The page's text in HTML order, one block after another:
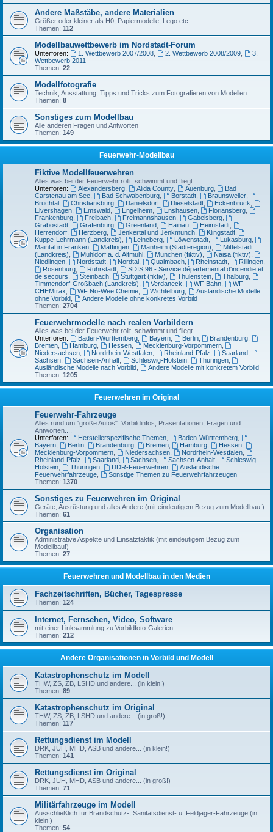
Andere Maßstäbe, andere Materialien
Größer oder kleiner als H0, Papiermodelle, Lego etc.
Themen: 112
Modellbauwettbewerb im Nordstadt-Forum
Unterforen: 1. Wettbewerb 2007/2008, 2. Wettbewerb 2008/2009,
3.
Wettbewerb 2011
Themen: 22
Modellfotografie
Technik, Ausstattung, Tipps und Tricks zum Fotografieren von Modellen
Themen: 8
Sonstiges zum Modellbau
Alle anderen Fragen und Antworten
Themen: 149
Feuerwehr-Modellbau
Fiktive Modellfeuerwehren
Alles was bei der Feuerwehr rollt, schwimmt und fliegt
Unterforen:
Alexandersberg, Alida County, Auenburg,
Bad
Carstenau am See
Bad Schwabenburg, Borstadt, Braunsweiler,
Bruchtal
Christiansburg, Danielsdorf, Dieselstadt, Eckenbrück
Elvershagen
Emswald, Engelheim, Enshausen, Floriansberg
Frankenburg
Freibach, Freimannshausen, Gabelsberg,
Grabostadt
Gräfenburg, Greenland, Hainau, Heimstadt
Herrendorf
Herzberg, Jenkertal und Jenkmünch, Klingstädt,
Kuppe-Lehrmann (Landkreis)
Leineberg, Löwenstadt, Lukasburg,
Maintal in Franken
Maffingen, Manheim (Städteregion)
Mittelstadt
(Landkreis)
Mühldorf a. d. Altmühl, München (fiktiv) Naisa (fiktiv)
Niedlingen
Nordstadt, Nordtal, Qualmbach, Rheinstadt Rillingen
Rosenburg, Ruhrstadt,
SDIS 96 - Service départemental d'incendie et
de secours
Steinbach, Stuttgart (fiktiv) Thulenstein, Thalburg
Timmendorf-Großbach (Landkreis)
Verdaneck WF Bahn,
WF
CHEMtrax
WF No-Wee Chemie, Wichtelburg,
Ausländische Modelle
ohne Vorbild
Andere Modelle ohne konkretes Vorbild
Themen: 2704
Feuerwehrmodelle nach realen Vorbildern
Alles was bei der Feuerwehr rollt, schwimmt und fliegt
Unterforen:
Baden-Württemberg, Bayern, Berlin, Brandenburg
Bremen
Hamburg, Hessen, Mecklenburg-Vorpommern,
Niedersachsen
Nordrhein-Westfalen, Rheinland-Pfalz Saarland,
Sachsen
Sachsen-Anhalt, Schleswig-Holstein, Thüringen,
Ausländische Modelle nach Vorbild
Andere Modelle mit konkretem Vorbild
Themen: 1205
Feuerwehren im Original
Feuerwehr-Fahrzeuge
Alles rund um "große Autos": Vorbildinfos, Präsentationen, Fragen und
Antworten....
Unterforen:
Herstellerspezifische Themen, Baden-Württemberg,
Bayern
Berlin, Brandenburg, Bremen, Hamburg Hessen
Mecklenburg-Vorpommern
Niedersachsen, Nordrhein-Westfalen,
Rheinland-Pfalz
Saarland, Sachsen, Sachsen-Anhalt,
Schleswig-
Holstein
Thüringen, DDR-Feuerwehren,
Ausländische
Feuerwehrfahrzeuge
Sonstige Themen zu Feuerwehrfahrzeugen
Themen: 1370
Sonstiges zu Feuerwehren im Original
Geräte, Ausrüstung und alles Andere (mit eindeutigem Bezug zum Modellbau!)
Themen: 61
Organisation
Administrative Aspekte und Einsatztaktik (mit eindeutigem Bezug zum
Modellbau!)
Themen: 27
Feuerwehren und Modellbau in den Medien
Fachzeitschriften, Bücher, Tagespresse
Themen: 124
Internet, Fernsehen, Video, Software
mit einer Linksammlung zu Vorbildfoto-Galerien
Themen: 212
Andere Organisationen in Vorbild und Modell
Katastrophenschutz im Modell
THW, ZS, ZB, LSHD und andere... (in klein!)
Themen: 89
Katastrophenschutz im Original
THW, ZS, ZB, LSHD und andere... (in groß!)
Themen: 117
Rettungsdienst im Modell
DRK, JUH, MHD, ASB und andere... (in klein!)
Themen: 141
Rettungsdienst im Original
DRK, JUH, MHD, ASB und andere... (in groß!)
Themen: 71
Militärfahrzeuge im Modell
Ausschließlich für Brandschutz-, Sanitätsdienst- u. Feldjäger-Fahrzeuge (in
klein!)
Themen: 54